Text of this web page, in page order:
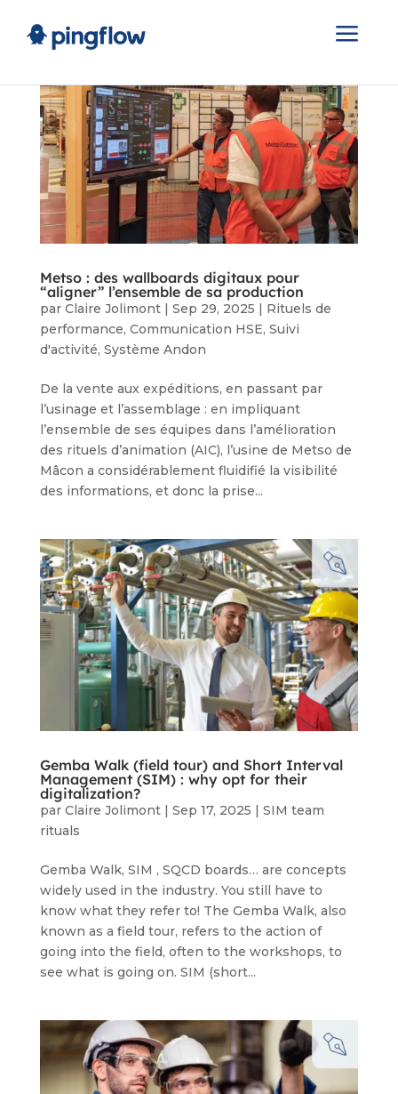
a
Metso : des wallboards digitaux pour
“aligner” l’ensemble de sa production
par Claire Jolimont| Sep 29, 2025 | Rituels de
performance, Communication HSE, Suivi
d'activité, Système Andon
De la vente aux expéditions, en passant par
l’usinage et l’assemblage : en impliquant
l’ensemble de ses équipes dans l’amélioration
des rituels d’animation (AIC), l’usine de Metso de
Mâcon a considérablement fluidifié la visibilité
des informations, et donc la prise...
Gemba Walk (field tour) and Short Interval
Management (SIM) : why opt for their
digitalization?
par Claire Jolimont| Sep 17, 2025 | SIM team
rituals
Gemba Walk, SIM , SQCD boards… are concepts
widely used in the industry. You still have to
know what they refer to! The Gemba Walk, also
known as a field tour, refers to the action of
going into the field, often to the workshops, to
see what is going on. SIM (short...